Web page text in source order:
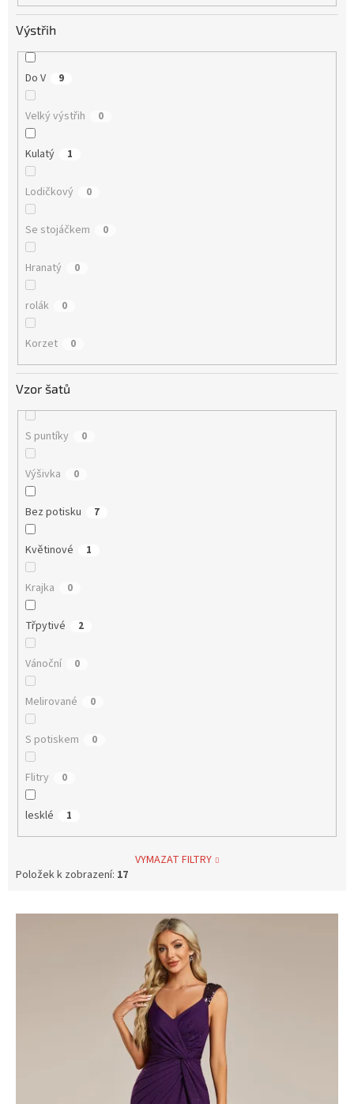
Výstřih
Do V 9
Velký výstřih 0
Kulatý 1
Lodičkový 0
Se stojáčkem 0
Hranatý 0
rolák 0
Korzet 0
Vzor šatů
S puntíky 0
Výšivka 0
Bez potisku 7
Květinové 1
Krajka 0
Třpytivé 2
Vánoční 0
Melirované 0
S potiskem 0
Flitry 0
lesklé 1
VYMAZAT FILTRY
Položek k zobrazení: 17
V